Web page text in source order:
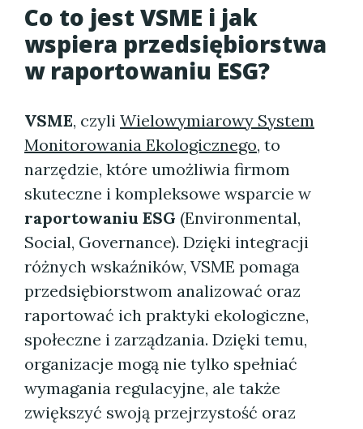
Co to jest VSME i jak
wspiera przedsiębiorstwa
w raportowaniu ESG?
VSME, czyli Wielowymiarowy System
Monitorowania Ekologicznego, to
narzędzie, które umożliwia firmom
skuteczne i kompleksowe wsparcie w
raportowaniu ESG (Environmental,
Social, Governance). Dzięki integracji
różnych wskaźników, VSME pomaga
przedsiębiorstwom analizować oraz
raportować ich praktyki ekologiczne,
społeczne i zarządzania. Dzięki temu,
organizacje mogą nie tylko spełniać
wymagania regulacyjne, ale także
zwiększyć swoją przejrzystość oraz